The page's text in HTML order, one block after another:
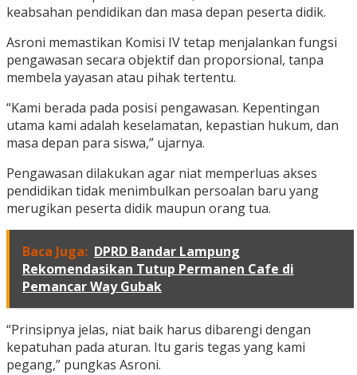
keabsahan pendidikan dan masa depan peserta didik.
Asroni memastikan Komisi IV tetap menjalankan fungsi
pengawasan secara objektif dan proporsional, tanpa
membela yayasan atau pihak tertentu.
“Kami berada pada posisi pengawasan. Kepentingan
utama kami adalah keselamatan, kepastian hukum, dan
masa depan para siswa,” ujarnya.
Pengawasan dilakukan agar niat memperluas akses
pendidikan tidak menimbulkan persoalan baru yang
merugikan peserta didik maupun orang tua.
Baca Juga: DPRD Bandar Lampung
Rekomendasikan Tutup Permanen Cafe di
Pemancar Way Gubak
“Prinsipnya jelas, niat baik harus dibarengi dengan
kepatuhan pada aturan. Itu garis tegas yang kami
pegang,” pungkas Asroni.